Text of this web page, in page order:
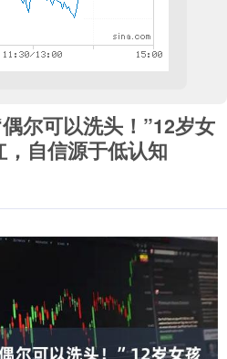
尔可以洗头！”12岁女
自信源于低认知